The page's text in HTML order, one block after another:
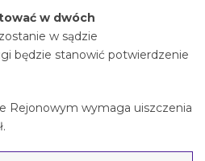
w dwóch
w sądzie
będzie stanowić potwierdzenie
Rejonowym wymaga uiszczenia